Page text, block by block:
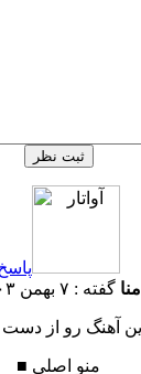
منا گفته : ۷ بهمن ۱۴۰۳
این آهنگ رو از دست
■ منو اصلی